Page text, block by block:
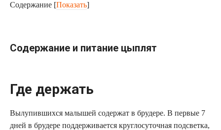
Содержание [Показать]
Содержание и питание цыплят
Где держать
Вылупившихся малышей содержат в брудере. В первые 7
дней в брудере поддерживается круглосуточная подсветка,